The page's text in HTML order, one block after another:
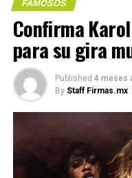
FAMOSOS
Confirma
para su gira
Published 4 meses
By Staff Firmas.mx